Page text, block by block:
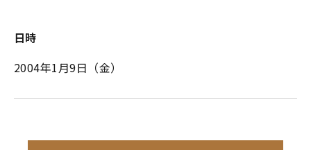
日時
2004年1月9日（金）